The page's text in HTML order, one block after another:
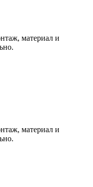
материал и
материал и